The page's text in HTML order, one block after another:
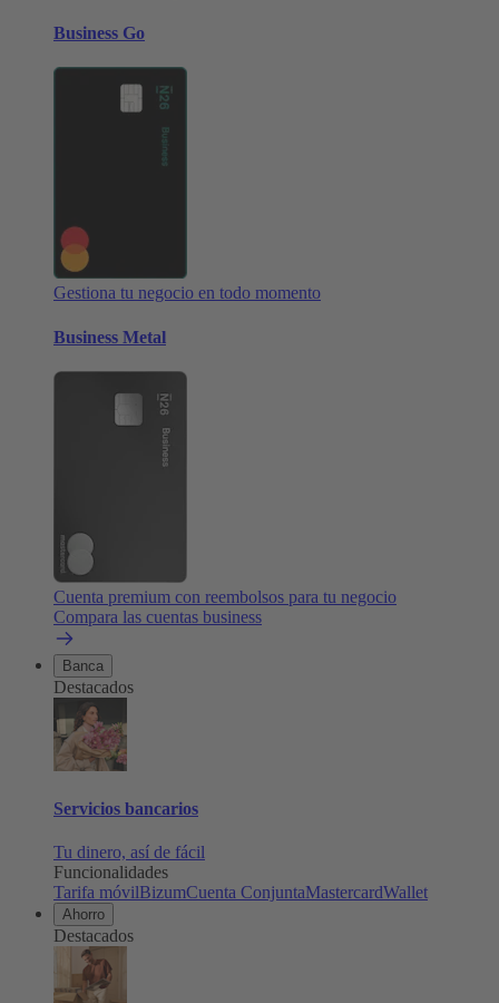
Business Go
Gestiona tu negocio en todo momento
Business Metal
Cuenta premium con reembolsos para tu negocio
Compara las cuentas business
Banca
Destacados
Servicios bancarios
Tu dinero, así de fácil
Funcionalidades
Tarifa móvilBizumCuenta ConjuntaMastercardWallet
Ahorro
Destacados